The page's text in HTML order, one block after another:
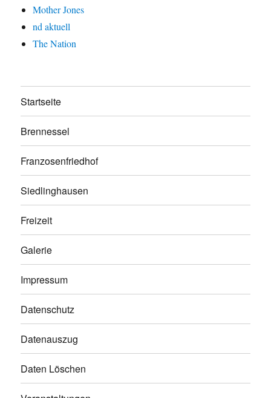
Mother Jones
nd aktuell
The Nation
Startseite
Brennessel
Franzosenfriedhof
Siedlinghausen
Freizeit
Galerie
Impressum
Datenschutz
Datenauszug
Daten Löschen